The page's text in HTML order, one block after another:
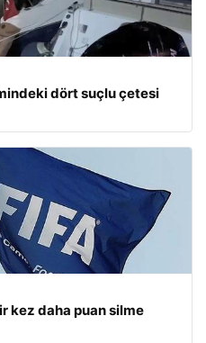
dört suçlu çetesi
kez daha puan silme